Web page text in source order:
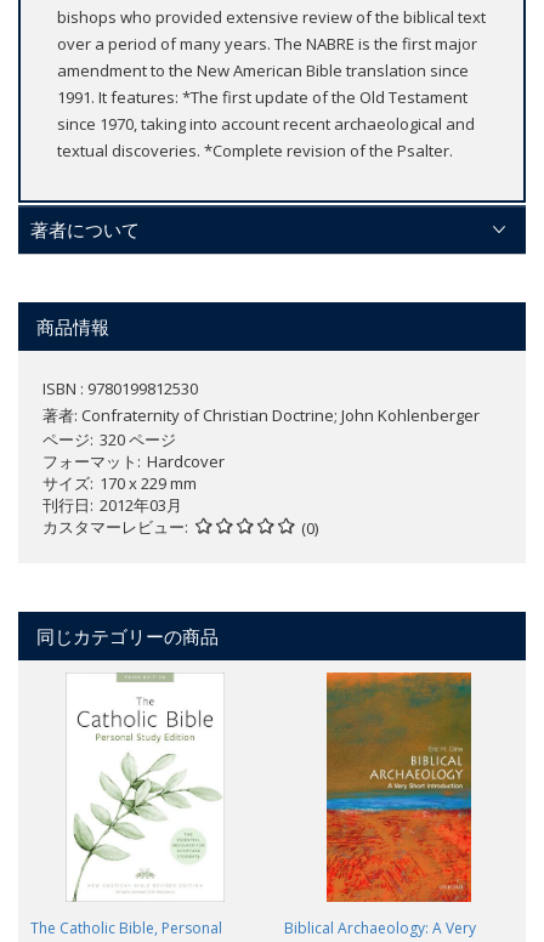
bishops who provided extensive review of the biblical text
over a period of many years. The NABRE is the first major
amendment to the New American Bible translation since
1991. It features: *The first update of the Old Testament
since 1970, taking into account recent archaeological and
textual discoveries. *Complete revision of the Psalter.
著者について
商品情報
ISBN : 9780199812530
著者: Confraternity of Christian Doctrine; John Kohlenberger
ページ 320 ページ
フォーマット
Hardcover
サイズ 170 x 229 mm
刊行日 2012年03月
カスタマーレビュー
(0)
同じカテゴリーの商品
The Catholic Bible, Personal
Biblical Archaeology: A Very